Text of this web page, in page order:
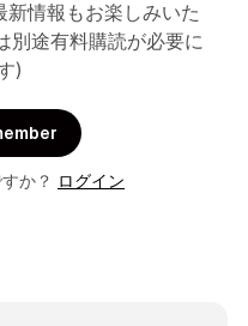
情報もお楽しみいた
別途有料購読が必要に
)
か？ ログイン